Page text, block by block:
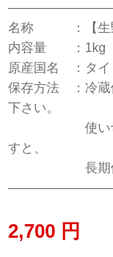
名称 ：【生野
内容量 ：1kg
原産国名 ：タイ
保存方法 ：冷蔵
下さい。
使い切れな
すと、
長期保存
2,700 円